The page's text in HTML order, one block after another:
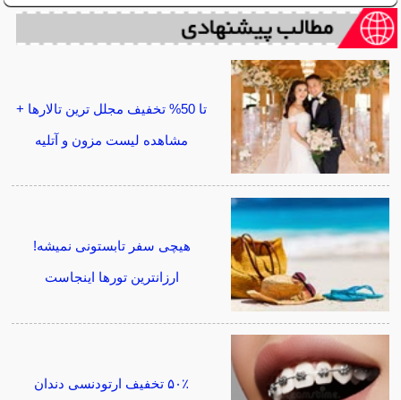
تا 50% تخفیف مجلل ترین تالارها +
مشاهده لیست مزون و آتلیه
هیچی سفر تابستونی نمیشه!
ارزانترین تورها اینجاست
۵۰٪ تخفیف ارتودنسی دندان